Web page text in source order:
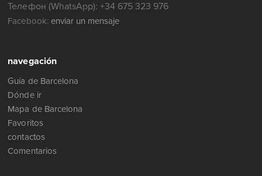
Телефон (WhatsApp): +34 675 323 976
Facebook: enviar un mensaje
navegación
Guía de Barcelona
Dónde ir
Mapa de Barcelona
Favoritos
contactos
Comentarios